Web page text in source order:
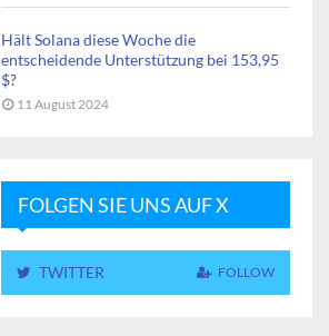
Hält Solana diese Woche die
entscheidende Unterstützung bei 153,95
$?
11 August 2024
FOLGEN SIE UNS AUF X
TWITTER FOLLOW